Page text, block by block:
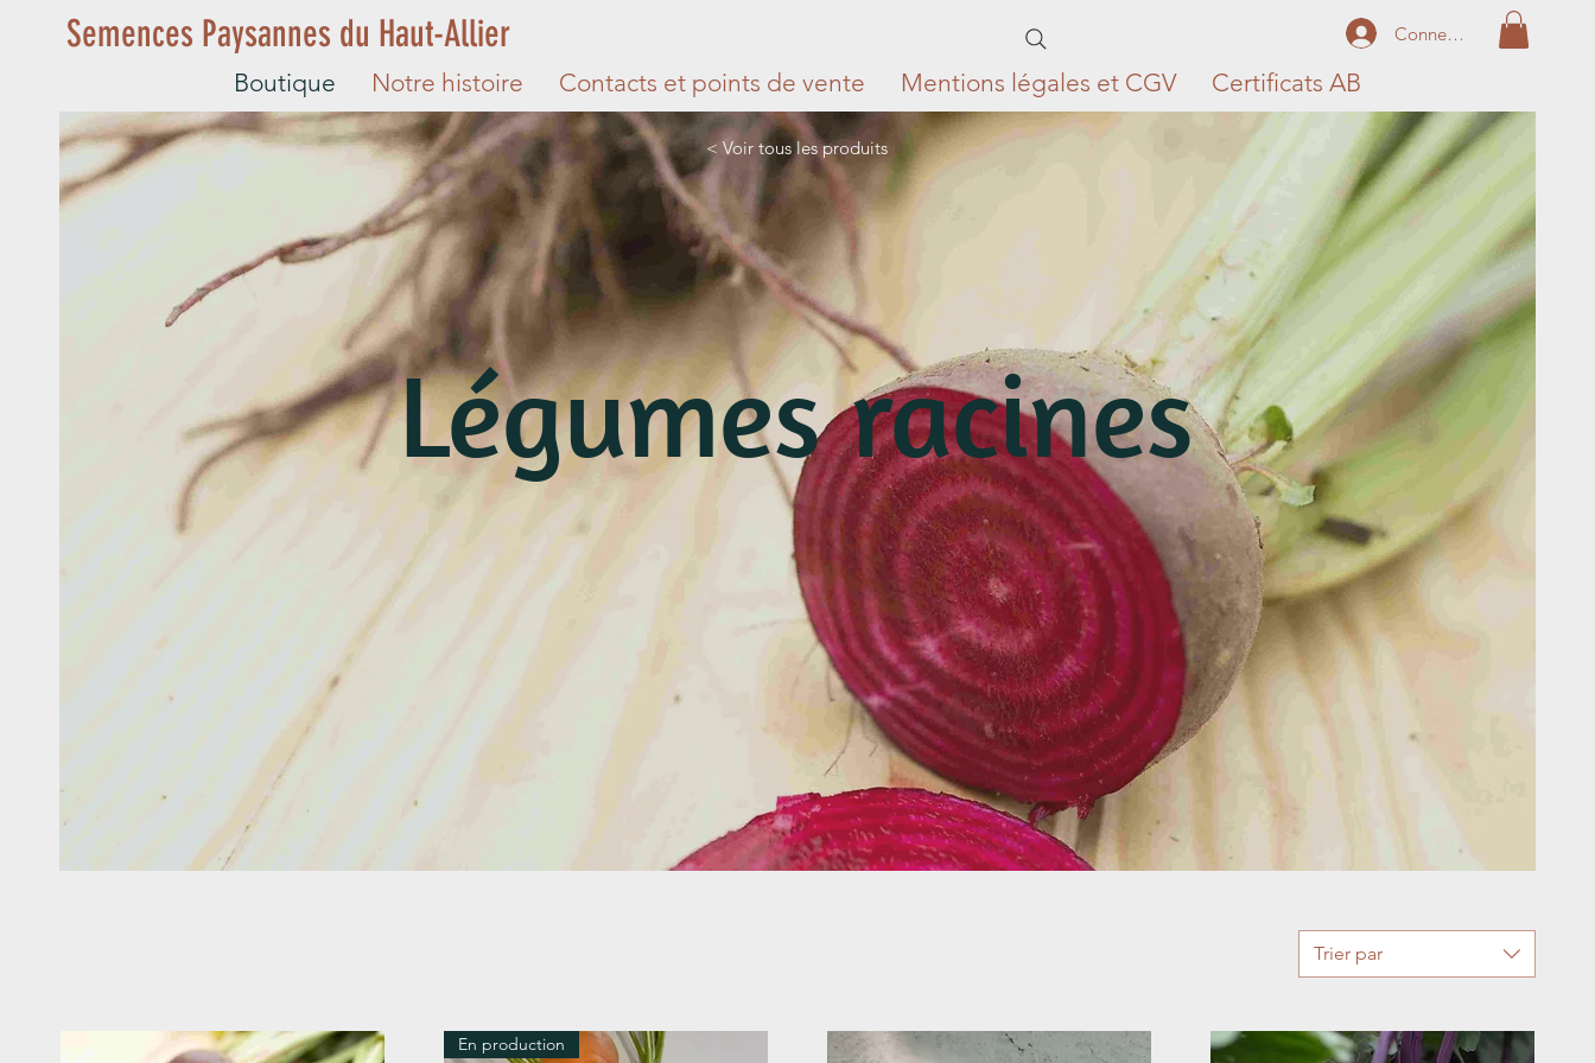
Semences Paysannes du Haut-Allier Connexion
Boutique Notre histoire Contacts et points de vente Mentions légales et CGV Certificats AB
< Voir tous les produits
Légumes racines
Trier par
En production